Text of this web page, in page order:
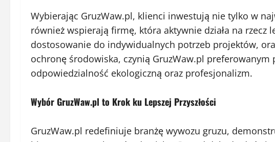
Wybierając GruzWaw.pl, klienci inwestują nie tylko w
również wspierają firmę, która aktywnie działa na rzecz
dostosowanie do indywidualnych potrzeb projektów,
ochronę środowiska, czynią GruzWaw.pl
odpowiedzialność ekologiczną oraz profesjonalizm.
Wybór GruzWaw.pl to Krok ku Lepszej Przyszłości
GruzWaw.pl redefiniuje branżę wywozu gruzu,